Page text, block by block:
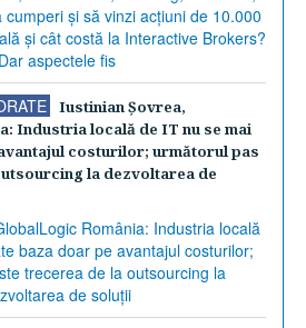
Iustinian Şovrea,
Industria locală de IT nu se mai
costurilor; următorul pas
la dezvoltarea de